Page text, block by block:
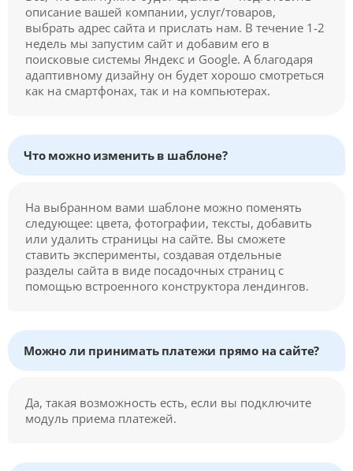
описание вашей компании, услуг/товаров,
выбрать адрес сайта и прислать нам. В течение 1-2
недель мы запустим сайт и добавим его в
поисковые системы Яндекс и Google. А благодаря
адаптивному дизайну он будет хорошо смотреться
как на смартфонах, так и на компьютерах.
Что можно изменить в шаблоне?
На выбранном вами шаблоне можно поменять
следующее: цвета, фотографии, тексты, добавить
или удалить страницы на сайте. Вы сможете
ставить эксперименты, создавая отдельные
разделы сайта в виде посадочных страниц с
помощью встроенного конструктора лендингов.
Можно ли принимать платежи прямо на сайте?
Да, такая возможность есть, если вы подключите
модуль приема платежей.